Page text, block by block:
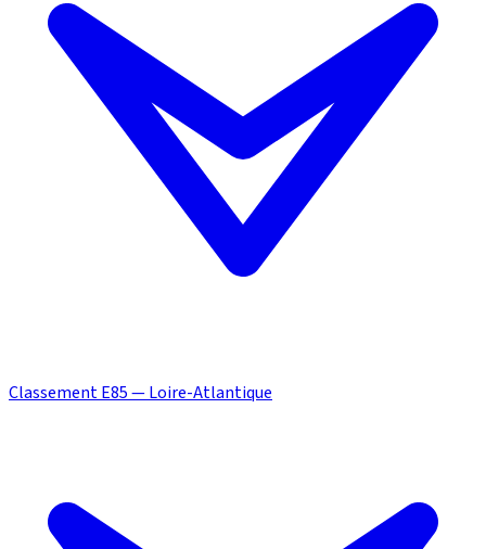
Classement E85 — Loire-Atlantique